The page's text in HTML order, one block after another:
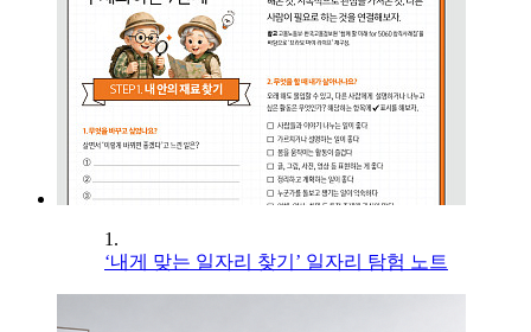
1.
‘내게 맞는 일자리 찾기’ 일자리 탐험 노트